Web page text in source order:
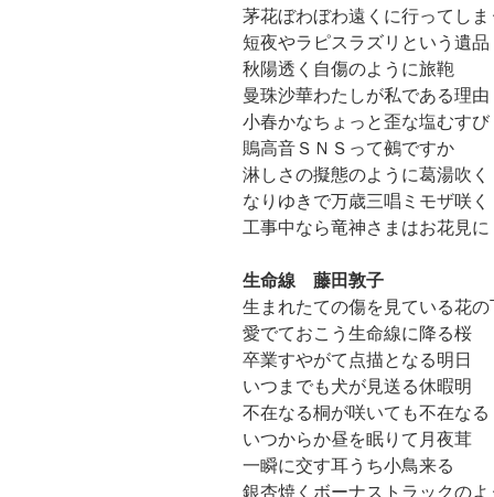
茅花ぼわぼわ遠くに行ってしま
短夜やラピスラズリという遺品
秋陽透く自傷のように旅鞄
曼珠沙華わたしが私である理由
小春かなちょっと歪な塩むすび
鵙高音ＳＮＳって鵺ですか
淋しさの擬態のように葛湯吹く
なりゆきで万歳三唱ミモザ咲く
工事中なら竜神さまはお花見に
生命線 藤田敦子
生まれたての傷を見ている花の
愛でておこう生命線に降る桜
卒業すやがて点描となる明日
いつまでも犬が見送る休暇明
不在なる桐が咲いても不在なる
いつからか昼を眠りて月夜茸
一瞬に交す耳うち小鳥来る
銀杏焼くボーナストラックのよ